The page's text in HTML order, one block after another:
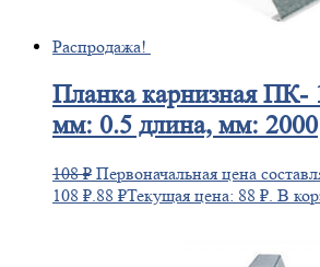
Распродажа!
Планкакарнизная ПК-
мм: 0.5 длина, мм: 2000
108₽ Первоначальная цена
108 ₽.88 ₽Текущая цена: 88 ₽. В